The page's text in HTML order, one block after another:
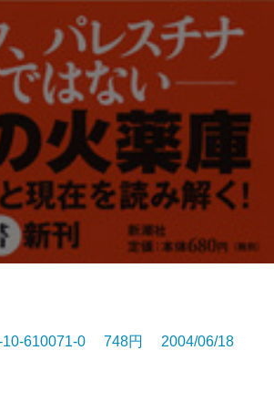
610071-0 748円 2004/06/18